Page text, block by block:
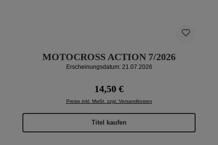
MOTOCROSS ACTION 7/2026
Erscheinungsdatum: 21.07.2026
Regulärer Preis:
14,50 €
Preise inkl. MwSt. zzgl. Versandkosten
Titel kaufen